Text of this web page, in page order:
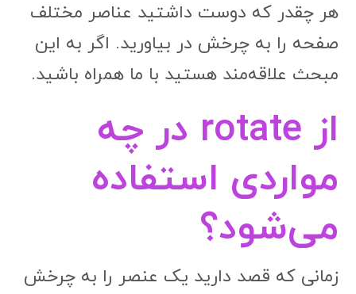
هر چقدر که دوست داشتید عناصر مختلف
صفحه را به چرخش در بیاورید. اگر به این
مبحث علاقه‌مند هستید با ما همراه باشید.
از rotate در چه
مواردی استفاده
می‌شود؟
زمانی که قصد دارید یک عنصر را به چرخش